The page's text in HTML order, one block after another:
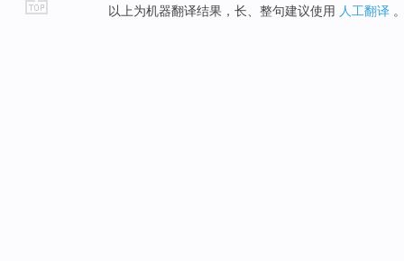
以上为机器翻译结果，长、整句建议使用 人工翻译